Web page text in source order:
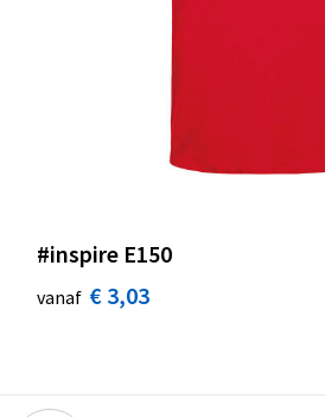
#inspire E150
vanaf € 3,03